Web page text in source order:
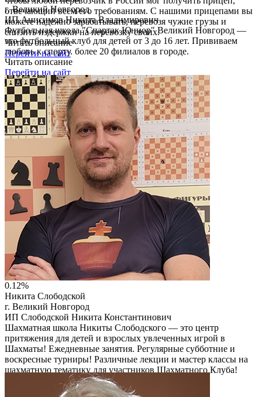
отвечающий всем его требованиям. С нашими прицепами вы
можете надежно зарабатывать, перевозя чужие грузы и
снизить издержки на перевозку своих.
Читать описание
Перейти на сайт
г. Великий Новгород
ИП Анисимов Никита Владимирович
Футбольная школа "Спартак Юниор" Великий Новгород —
это футбольный клуб для детей от 3 до 16 лет. Прививаем
любовь к спорту. более 20 филиалов в городе.
Читать описание
Перейти на сайт
0.12%
Никита Слободской
г. Великий Новгород
ИП Слободской Никита Константинович
Шахматная школа Никиты Слободского — это центр
притяжения для детей и взрослых увлеченных игрой в
Шахматы! Ежедневные занятия. Регулярные субботние и
воскресные турниры! Различные лекции и мастер классы на
шахматную тематику для участников Шахматного Клуба!
Читать описание
Перейти на сайт